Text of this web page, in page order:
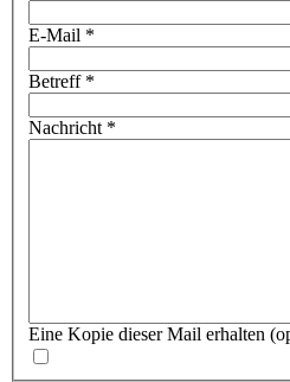
E-Mail *
Betreff*
Nachricht *
Eine Kopie dieser Mail erhalten